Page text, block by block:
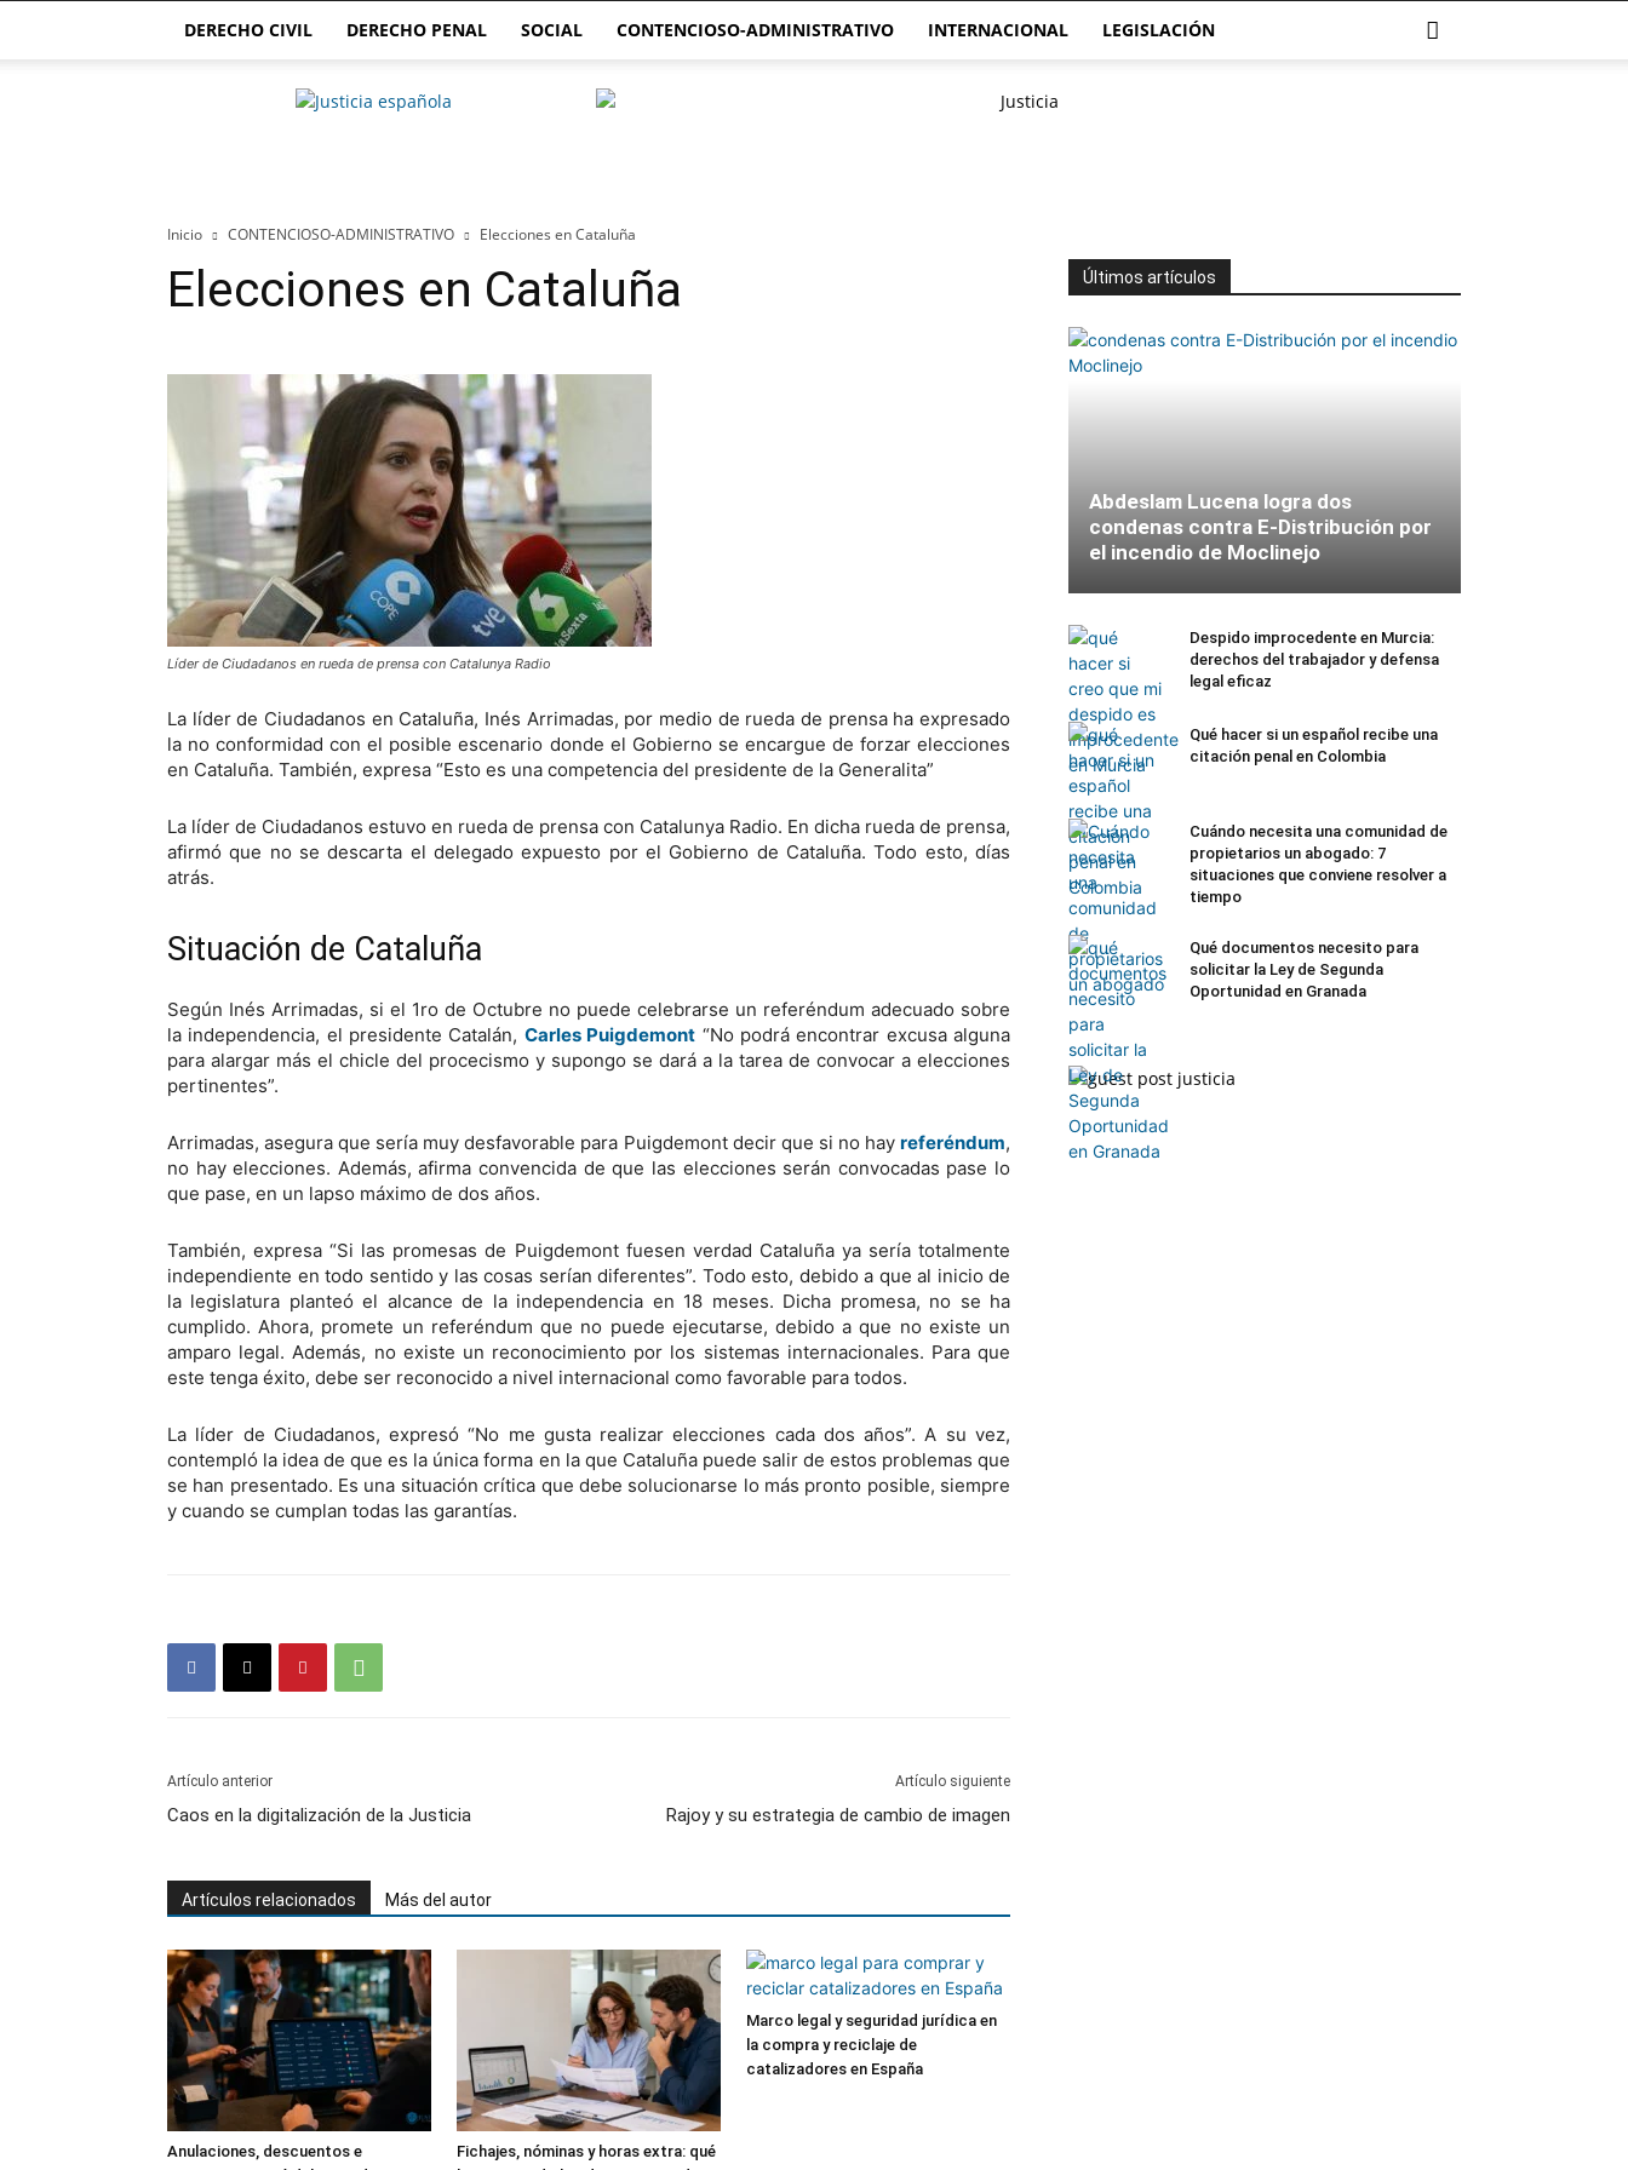
DERECHO CIVIL DERECHO PENAL SOCIAL CONTENCIOSO-ADMINISTRATIVO INTERNACIONAL LEGISLACIÓN
Justicia.com.es
Inicio CONTENCIOSO-ADMINISTRATIVO Elecciones en Cataluña
Elecciones en Cataluña
Líder de Ciudadanos en rueda de prensa con Catalunya Radio
La líder de Ciudadanos en Cataluña, Inés Arrimadas, por medio de rueda de prensa ha expresado
la no conformidad con el posible escenario donde el Gobierno se encargue de forzar elecciones
en Cataluña. También, expresa “Esto es una competencia del presidente de la Generalita”
La líder de Ciudadanos estuvo en rueda de prensa con Catalunya Radio. En dicha rueda de prensa,
afirmó que no se descarta el delegado expuesto por el Gobierno de Cataluña. Todo esto, días
atrás.
Situación de Cataluña
Según Inés Arrimadas, si el 1ro de Octubre no puede celebrarse un referéndum adecuado sobre
la independencia, el presidente Catalán, Carles Puigdemont “No podrá encontrar excusa alguna
para alargar más el chicle del procecismo y supongo se dará a la tarea de convocar a elecciones
pertinentes”.
Arrimadas, asegura que sería muy desfavorable para Puigdemont decir que si no hay referéndum,
no hay elecciones. Además, afirma convencida de que las elecciones serán convocadas pase lo
que pase, en un lapso máximo de dos años.
También, expresa “Si las promesas de Puigdemont fuesen verdad Cataluña ya sería totalmente
independiente en todo sentido y las cosas serían diferentes”. Todo esto, debido a que al inicio de
la legislatura planteó el alcance de la independencia en 18 meses. Dicha promesa, no se ha
cumplido. Ahora, promete un referéndum que no puede ejecutarse, debido a que no existe un
amparo legal. Además, no existe un reconocimiento por los sistemas internacionales. Para que
este tenga éxito, debe ser reconocido a nivel internacional como favorable para todos.
La líder de Ciudadanos, expresó “No me gusta realizar elecciones cada dos años”. A su vez,
contempló la idea de que es la única forma en la que Cataluña puede salir de estos problemas que
se han presentado. Es una situación crítica que debe solucionarse lo más pronto posible, siempre
y cuando se cumplan todas las garantías.
Artículo anterior
Caos en la digitalización de la Justicia
Artículo siguiente
Rajoy y su estrategia de cambio de imagen
Artículos relacionados Más del autor
Anulaciones, descuentos e
Fichajes, nóminas y horas extra: qué
Marco legal y seguridad jurídica en
la compra y reciclaje de
catalizadores en España
Últimos artículos
Abdeslam Lucena logra dos
condenas contra E-Distribución por
el incendio de Moclinejo
Despido improcedente en Murcia:
derechos del trabajador y defensa
legal eficaz
Qué hacer si un español recibe una
citación penal en Colombia
Cuándo necesita una comunidad de
propietarios un abogado: 7
situaciones que conviene resolver a
tiempo
Qué documentos necesito para
solicitar la Ley de Segunda
Oportunidad en Granada